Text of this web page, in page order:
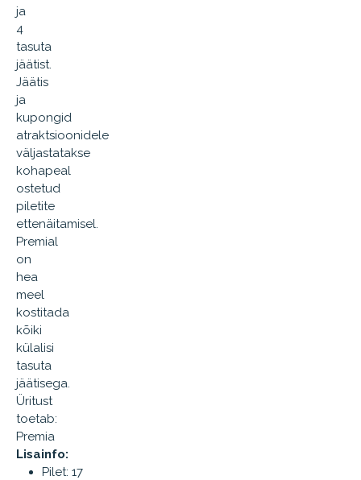
ja
4
tasuta
jäätist.
Jäätis
ja
kupongid
atraktsioonidele
väljastatakse
kohapeal
ostetud
piletite
ettenäitamisel.
Premial
on
hea
meel
kostitada
kõiki
külalisi
tasuta
jäätisega.
Üritust
toetab:
Premia
Lisainfo:
Pilet: 17